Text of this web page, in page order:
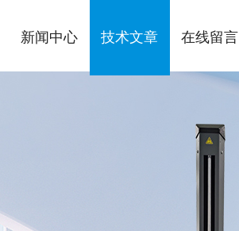
新闻中心 技术文章 在线留言